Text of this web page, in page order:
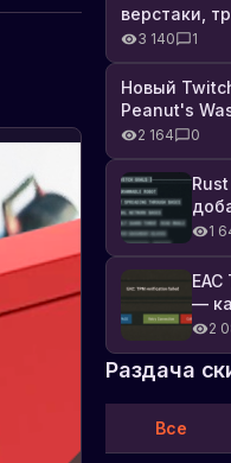
работа
над
вагоном
«Кабуз»
Начата
вагоном
верстаки,
DLC3 140 1
Новый
Peanut's
2 164 0
1
—
2
Раздача
Все